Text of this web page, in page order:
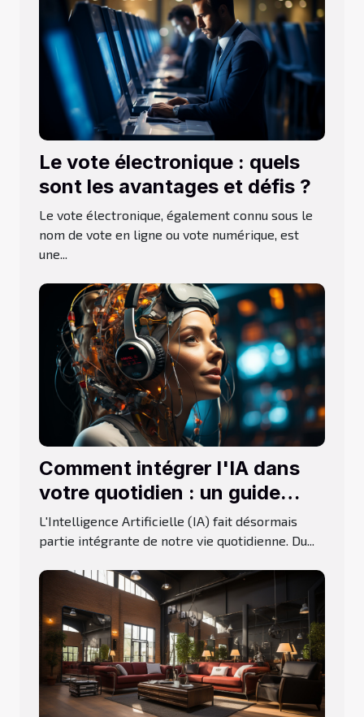
Le vote électronique : quels
sont les avantages et défis ?
Le vote électronique, également connu sous le
nom de vote en ligne ou vote numérique, est
une...
Comment intégrer l'IA dans
votre quotidien : un guide
pratique
L'Intelligence Artificielle (IA) fait désormais
partie intégrante de notre vie quotidienne. Du...